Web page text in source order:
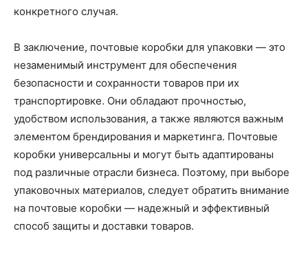
конкретного случая.
В заключение, почтовые коробки для упаковки — это
незаменимый инструмент для обеспечения
безопасности и сохранности товаров при их
транспортировке. Они обладают прочностью,
удобством использования, а также являются важным
элементом брендирования и маркетинга. Почтовые
коробки универсальны и могут быть адаптированы
под различные отрасли бизнеса. Поэтому, при выборе
упаковочных материалов, следует обратить внимание
на почтовые коробки — надежный и эффективный
способ защиты и доставки товаров.